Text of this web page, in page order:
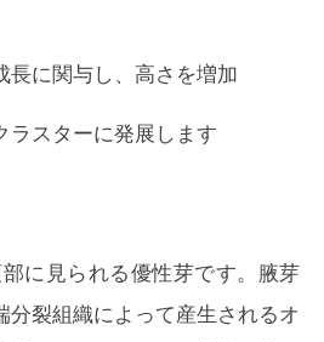
長に関与し、高さを増加
ラスターに発展します
に見られる優性芽です。腋芽
分裂組織によって産生されるオ